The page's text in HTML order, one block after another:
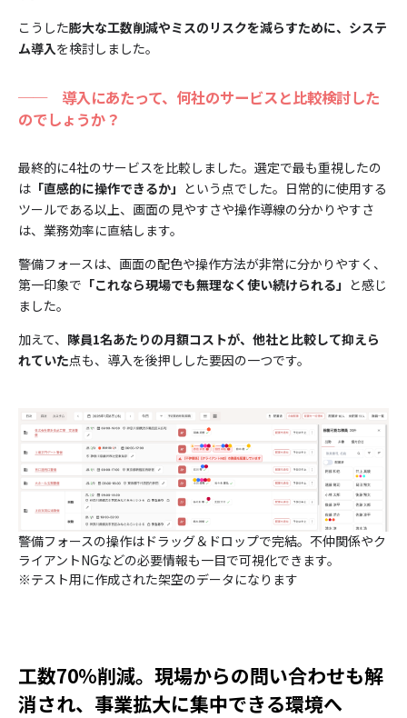
こうした膨大な工数削減やミスのリスクを減らすために、システ
ム導入を検討しました。
── 導入にあたって、何社のサービスと比較検討した
のでしょうか？
最終的に4社のサービスを比較しました。選定で最も重視したの
は 「直感的に操作できるか」 という点でした。日常的に使用する
ツールである以上、画面の見やすさや操作導線の分かりやすさ
は、業務効率に直結します。
警備フォースは、画面の配色や操作方法が非常に分かりやすく、
第一印象で 「これなら現場でも無理なく使い続けられる」 と感じ
ました。
加えて、 隊員1名あたりの月額コストが、他社と比較して抑えら
れていた点も、導入を後押しした要因の一つです。
警備フォースの操作はドラッグ＆ドロップで完結。不仲関係やク
ライアントNGなどの必要情報も一目で可視化できます。
※テスト用に作成された架空のデータになります
工数70％削減。現場からの問い合わせも解
消され、事業拡大に集中できる環境へ